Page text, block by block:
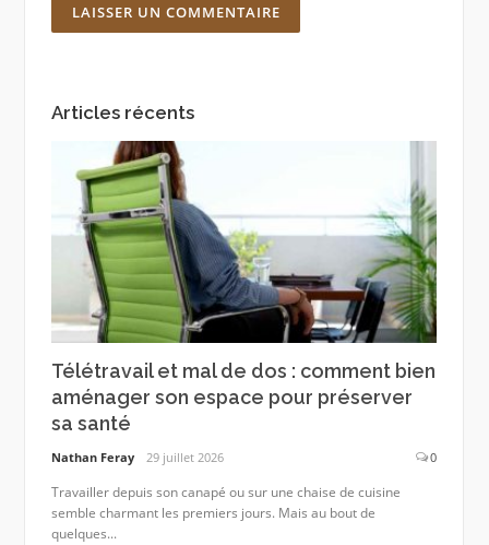
Articles récents
Télétravail et mal de dos : comment bien
aménager son espace pour préserver
sa santé
Nathan Feray 29 juillet 2026 0
Travailler depuis son canapé ou sur une chaise de cuisine
semble charmant les premiers jours. Mais au bout de
quelques...